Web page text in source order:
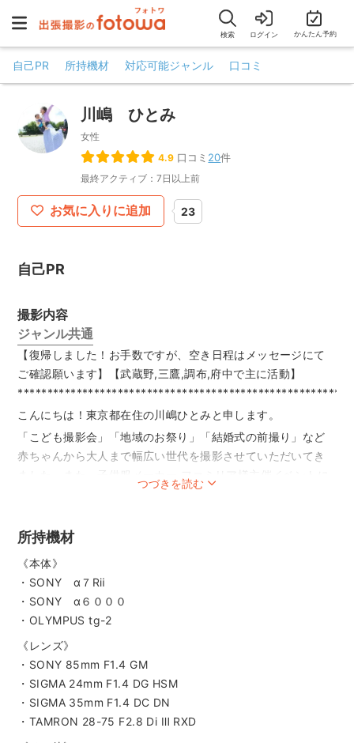
検索 ログイン かんたん予約
自己PR 所持機材 対応可能ジャンル 口コミ
川嶋 ひとみ
女性
4.9 口コミ 20件
最終アクティブ：7日以上前
お気に入りに追加 23
自己PR
撮影内容
ジャンル共通
【復帰しました！お手数ですが、空き日程はメッセージにて
ご確認願います】【武蔵野,三鷹,調布,府中で主に活動】
こんにちは！東京都在住の川嶋ひとみと申します。
「こども撮影会」「地域のお祭り」「結婚式の前撮り」など
赤ちゃんから大人まで幅広い世代を撮影させていただいてき
ました。また、子供服メーカー ファミリア様主催イベントに
て、カメラマンをした経験もございます！
こだわって撮影しています。ズーム機能がない分カメラマン
撮れます！
2016.2019生まれの兄妹がおりますので、子供の可愛らしさ
を引き立てる写真が得意です。また、ふんわりと優しい雰囲
写真など調整可能です！）
《撮影までの流れ》
１：ご予約
撮影可能スケジュールをご確認の上「質問する」より下記内
つづきを読む
所持機材
《本体》
・SONY α７Rⅱ
・SONY α６０００
・OLYMPUS tg-2
《レンズ》
・SONY 85mm F1.4 GM
・SIGMA 24mm F1.4 DG HSM
・SIGMA 35mm F1.4 DC DN
・TAMRON 28-75 F2.8 Di Ⅲ RXD